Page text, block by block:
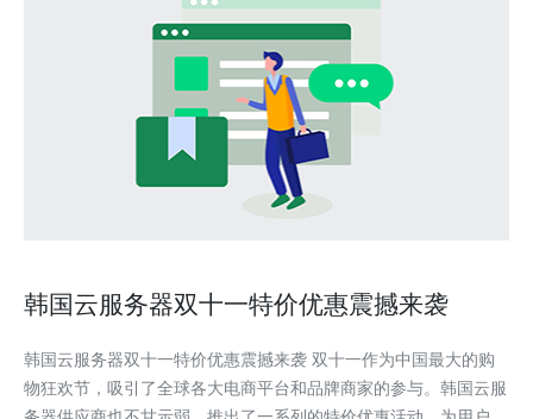
韩国云服务器双十一特价优惠震撼来袭
韩国云服务器双十一特价优惠震撼来袭 双十一作为中国最大的购
物狂欢节，吸引了全球各大电商平台和品牌商家的参与。韩国云服